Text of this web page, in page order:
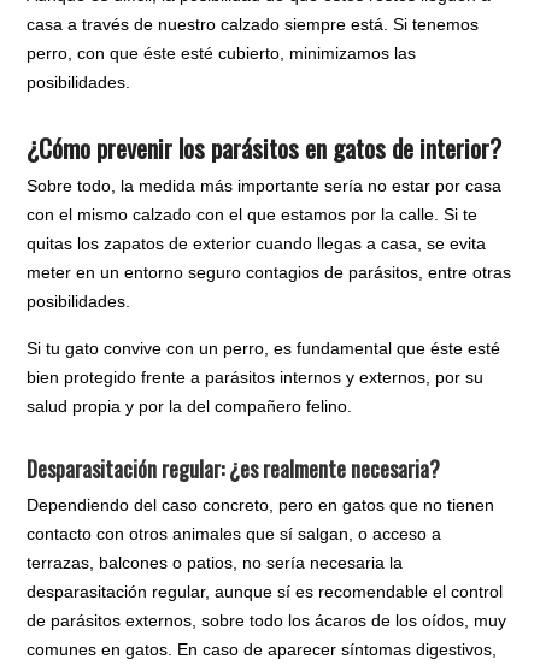
casa a través de nuestro calzado siempre está.Si tenemos
perro, con que éste esté cubierto, minimizamos las
posibilidades.
¿Cómo prevenir los parásitos en gatos de interior?
Sobre todo, la medida más importante sería no estar por casa
con el mismo calzado con el que estamos por la calle. Si te
quitas los zapatos de exterior cuando llegas a casa, se evita
meter en un entorno seguro contagios de parásitos, entre otras
posibilidades.
Si tu gato convive con un perro, es fundamental que éste esté
bien protegido frente a parásitos internos y externos, por su
salud propia y por la del compañero felino.
Desparasitación regular: ¿es realmente necesaria?
Dependiendo del caso concreto, pero en gatos que no tienen
contacto con otros animales que sí salgan, o acceso a
terrazas, balcones o patios, no sería necesaria la
desparasitación regular, aunque sí es recomendable el control
de parásitos externos, sobre todo los ácaros de los oídos, muy
comunes en gatos. En caso de aparecer síntomas digestivos,